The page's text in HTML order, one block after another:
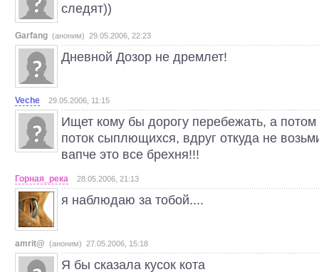
следят))
Garfang (аноним) 29.05.2006, 22:23
Дневной Дозор не дремлет!
Veche 29.05.2006, 11:15
Ищет кому бы дорогу перебежать, а потом
поток сыплющихся, вдруг откуда не
вапче это все брехня!!!
Горная_река 28.05.2006, 21:13
я наблюдаю за тобой....
amrit@ (аноним) 27.05.2006, 15:18
Я бы сказала кусок кота